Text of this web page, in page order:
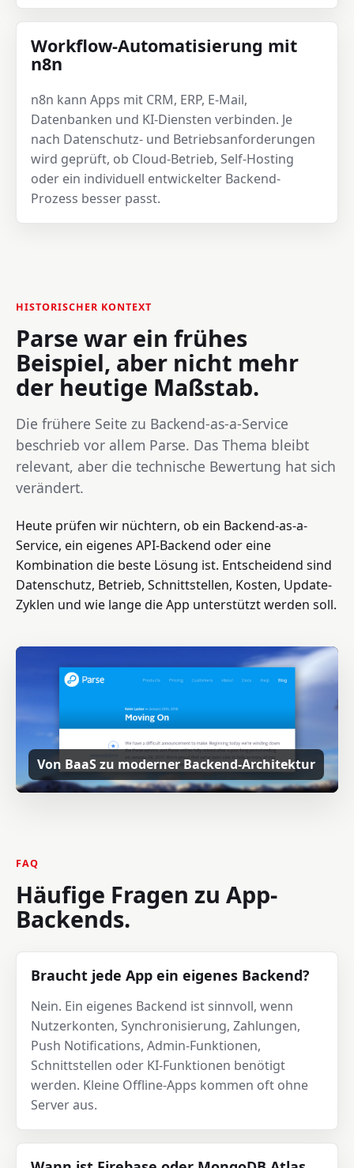
Workflow-Automatisierung mit
n8n
n8n kann Apps mit CRM, ERP, E-Mail,
Datenbanken und KI-Diensten verbinden. Je
nach Datenschutz- und Betriebsanforderungen
wird geprüft, ob Cloud-Betrieb, Self-Hosting
oder ein individuell entwickelter Backend-
Prozess besser passt.
HISTORISCHER KONTEXT
Parse war ein frühes
Beispiel, aber nicht mehr
der heutige Maßstab.
Die frühere Seite zu Backend-as-a-Service
beschrieb vor allem Parse. Das Thema bleibt
relevant, aber die technische Bewertung hat sich
verändert.
Heute prüfen wir nüchtern, ob ein Backend-as-a-
Service, ein eigenes API-Backend oder eine
Kombination die beste Lösung ist. Entscheidend sind
Datenschutz, Betrieb, Schnittstellen, Kosten, Update-
Zyklen und wie lange die App unterstützt werden soll.
Von BaaS zu moderner Backend-Architektur
FAQ
Häufige Fragen zu App-
Backends.
Braucht jede App ein eigenes Backend?
Nein. Ein eigenes Backend ist sinnvoll, wenn
Nutzerkonten, Synchronisierung, Zahlungen,
Push Notifications, Admin-Funktionen,
Schnittstellen oder KI-Funktionen benötigt
werden. Kleine Offline-Apps kommen oft ohne
Server aus.